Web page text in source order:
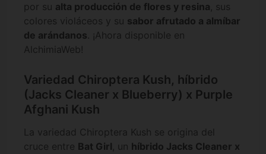
por su alta producción de flores y resina, sus
colores violáceos y su sabor afrutado a almíbar
de arándanos. ¡Ahora disponible en
AlchimiaWeb!
Variedad Chiroptera Kush, híbrido
(Jacks Cleaner x Blueberry) x Purple
Afghani Kush
La variedad Chiroptera Kush se origina del
cruce entre Bat Girl, un híbrido Jacks Cleaner x